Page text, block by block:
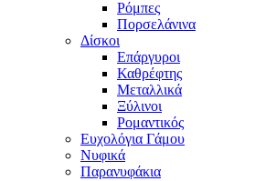
Ρόμπες
Πορσελάνινα
Δίσκοι
Επάργυροι
Καθρέφτης
Μεταλλικά
Ξύλινοι
Ρομαντικός
Ευχολόγια Γάμου
Νυφικά
Παρανυφάκια